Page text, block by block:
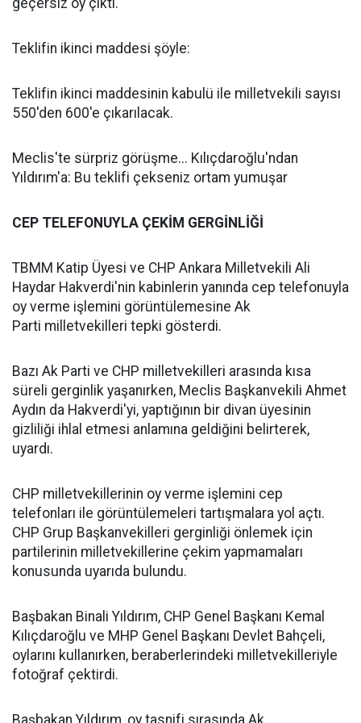
geçersiz oy çıktı.
Teklifin ikinci maddesi şöyle:
Teklifin ikinci maddesinin kabulü ile milletvekili sayısı
550'den 600'e çıkarılacak.
Meclis'te sürpriz görüşme... Kılıçdaroğlu'ndan
Yıldırım'a: Bu teklifi çekseniz ortam yumuşar
CEP TELEFONUYLA ÇEKİM GERGİNLİĞİ
TBMM Katip Üyesi ve CHP Ankara Milletvekili Ali
Haydar Hakverdi'nin kabinlerin yanında cep telefonuyla
oy verme işlemini görüntülemesine Ak
Parti milletvekilleri tepki gösterdi.
Bazı Ak Parti ve CHP milletvekilleri arasında kısa
süreli gerginlik yaşanırken, Meclis Başkanvekili Ahmet
Aydın da Hakverdi'yi, yaptığının bir divan üyesinin
gizliliği ihlal etmesi anlamına geldiğini belirterek,
uyardı.
CHP milletvekillerinin oy verme işlemini cep
telefonları ile görüntülemeleri tartışmalara yol açtı.
CHP Grup Başkanvekilleri gerginliği önlemek için
partilerinin milletvekillerine çekim yapmamaları
konusunda uyarıda bulundu.
Başbakan Binali Yıldırım, CHP Genel Başkanı Kemal
Kılıçdaroğlu ve MHP Genel Başkanı Devlet Bahçeli,
oylarını kullanırken, beraberlerindeki milletvekilleriyle
fotoğraf çektirdi.
Başbakan Yıldırım, oy tasnifi sırasında Ak